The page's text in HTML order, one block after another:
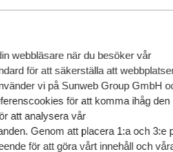
webbläsare när du besöker vår
för att säkerställa att
vi på Sunweb Group GmbH
för att komma ihåg den
att analysera vår
Genom att placera 1:a och 3:e
för att göra vårt innehåll och